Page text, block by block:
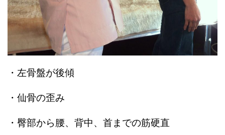
・左骨盤が後傾
・仙骨の歪み
・臀部から腰、背中、首までの筋硬直